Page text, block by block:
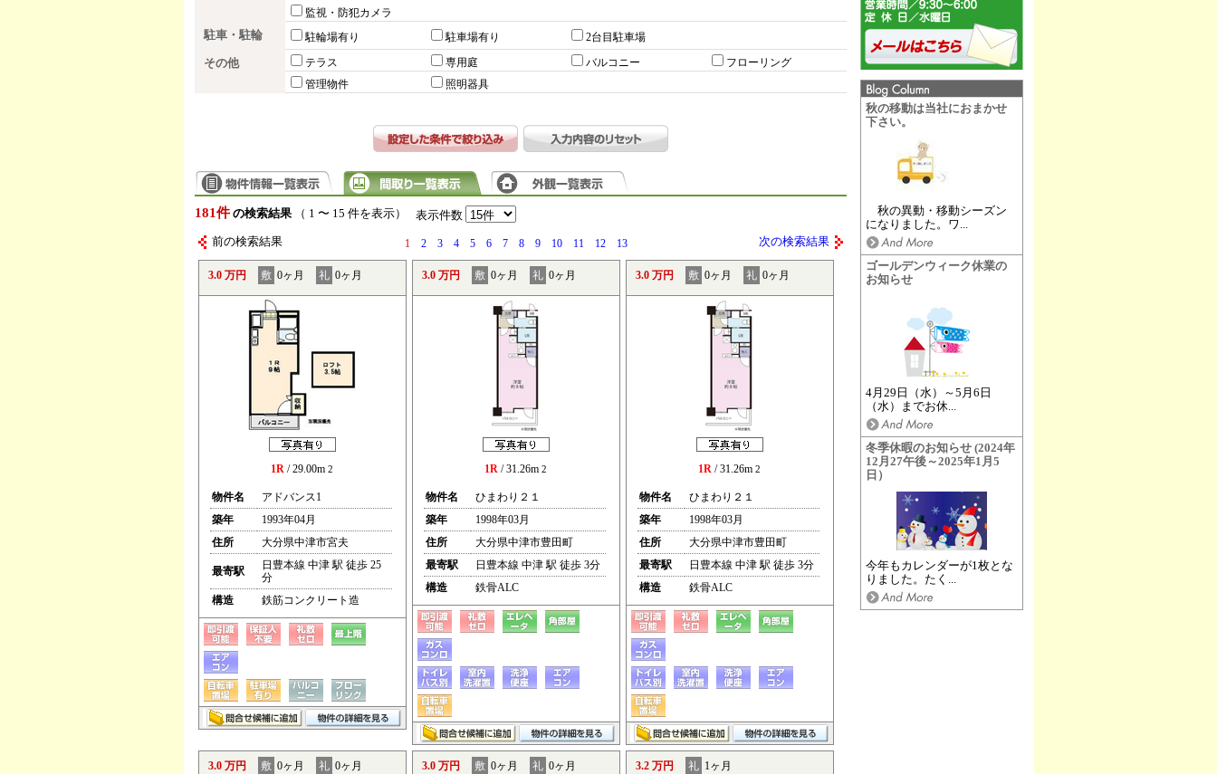
秋の移動は当社におまかせ
下さい。
秋の異動・移動シーズン
になりました。ワ...
ゴールデンウィーク休業の
お知らせ
4月29日（水）～5月6日
（水）までお休...
冬季休暇のお知らせ (2024年
12月27午後～2025年1月5
日）
今年もカレンダーが1枚とな
りました。たく...
監視・防犯カメラ
駐車・駐輪 駐輪場有り 駐車場有り 2台目駐車場
その他 テラス 専用庭 バルコニー
フローリング
管理物件
照明器具
181件 の検索結果（ 1 〜 15 件を表示） 表示件数
前の検索結果 1 2 3 4 5 6 7 8 9 10 11 12 13 次の検索結果
3.0 万円 敷 0ヶ月 礼 0ヶ月
1R / 29.00m 2
物件名
アドバンス1
築年
1993年04月
住所
大分県中津市宮夫
最寄駅
日豊本線 中津 駅 徒歩 25
分
構造
鉄筋コンクリート造
3.0 万円 敷 0ヶ月 礼 0ヶ月
1R / 31.26m 2
物件名
ひまわり２１
築年
1998年03月
住所
大分県中津市豊田町
最寄駅
日豊本線 中津 駅 徒歩 3分
構造
鉄骨ALC
3.0 万円 敷 0ヶ月 礼 0ヶ月
1R / 31.26m 2
物件名
ひまわり２１
築年
1998年03月
住所
大分県中津市豊田町
最寄駅
日豊本線 中津 駅 徒歩 3分
構造
鉄骨ALC
3.0 万円 敷 0ヶ月 礼 0ヶ月 3.0 万円 敷 0ヶ月 礼 0ヶ月 3.2 万円 礼 1ヶ月